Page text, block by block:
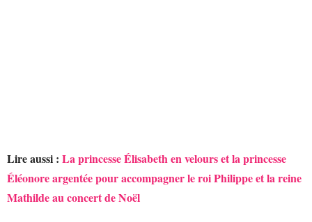
Lire aussi : La princesse Élisabeth en velours et la princesse
Éléonore argentée pour accompagner le roi Philippe et la reine
Mathilde au concert de Noël